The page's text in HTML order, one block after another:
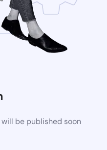
be published soon